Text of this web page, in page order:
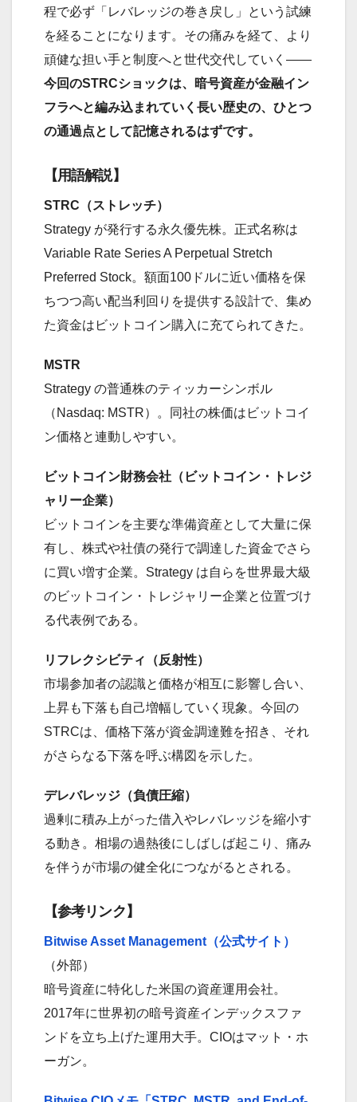
程で必ず「レバレッジの巻き戻し」という試練
を経ることになります。その痛みを経て、より
頑健な担い手と制度へと世代交代していく――
今回のSTRCショックは、暗号資産が金融イン
フラへと編み込まれていく長い歴史の、ひとつ
の通過点として記憶されるはずです。
【用語解説】
STRC（ストレッチ）
Strategy が発行する永久優先株。正式名称は
Variable Rate Series A Perpetual Stretch
Preferred Stock。額面100ドルに近い価格を保
ちつつ高い配当利回りを提供する設計で、集め
た資金はビットコイン購入に充てられてきた。
MSTR
Strategy の普通株のティッカーシンボル
（Nasdaq: MSTR）。同社の株価はビットコイ
ン価格と連動しやすい。
ビットコイン財務会社（ビットコイン・トレジ
ャリー企業）
ビットコインを主要な準備資産として大量に保
有し、株式や社債の発行で調達した資金でさら
に買い増す企業。Strategy は自らを世界最大級
のビットコイン・トレジャリー企業と位置づけ
る代表例である。
リフレクシビティ（反射性）
市場参加者の認識と価格が相互に影響し合い、
上昇も下落も自己増幅していく現象。今回の
STRCは、価格下落が資金調達難を招き、それ
がさらなる下落を呼ぶ構図を示した。
デレバレッジ（負債圧縮）
過剰に積み上がった借入やレバレッジを縮小す
る動き。相場の過熱後にしばしば起こり、痛み
を伴うが市場の健全化につながるとされる。
【参考リンク】
Bitwise Asset Management（公式サイト）
（外部）
暗号資産に特化した米国の資産運用会社。
2017年に世界初の暗号資産インデックスファ
ンドを立ち上げた運用大手。CIOはマット・ホ
ーガン。